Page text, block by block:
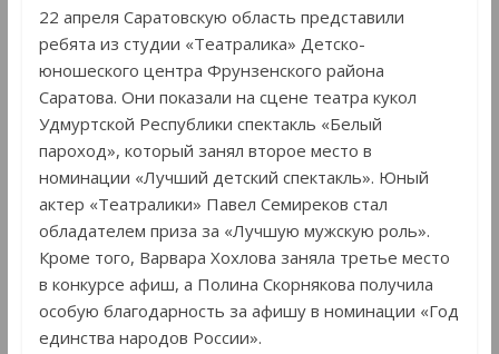
22 апреля Саратовскую область представили
ребята из студии «Театралика» Детско-
юношеского центра Фрунзенского района
Саратова. Они показали на сцене театра кукол
Удмуртской Республики спектакль «Белый
пароход», который занял второе место в
номинации «Лучший детский спектакль». Юный
актер «Театралики» Павел Семиреков стал
обладателем приза за «Лучшую мужскую роль».
Кроме того, Варвара Хохлова заняла третье место
в конкурсе афиш, а Полина Скорнякова получила
особую благодарность за афишу в номинации «Год
единства народов России».